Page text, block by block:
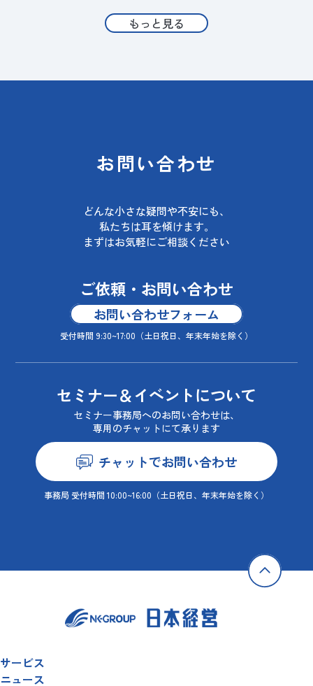
もっと見る
お問い合わせ
どんな小さな疑問や不安にも、
私たちは耳を傾けます。
まずはお気軽にご相談ください
ご依頼・お問い合わせ
お問い合わせフォーム
受付時間 9:30~17:00 （土日祝日、年末年始を除く）
セミナー＆イベントについて
セミナー事務局へのお問い合わせは、
専用のチャットにて承ります
チャットでお問い合わせ
事務局 受付時間 10:00~16:00 （土日祝日、年末年始を除く）
サービス
ニュース